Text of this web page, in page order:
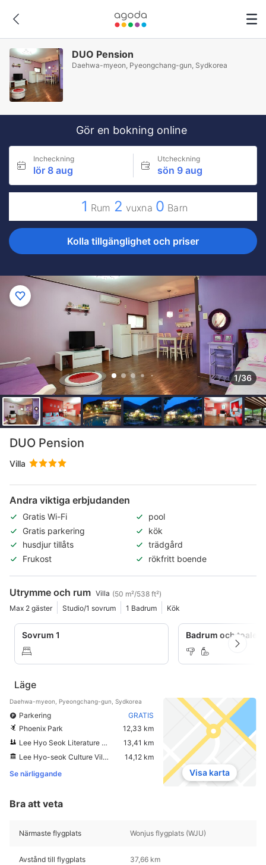
DUO Pension
Daehwa-myeon, Pyeongchang-gun, Sydkorea
Gör en bokning online
Incheckning
lör 8 aug
Utcheckning
sön 9 aug
1 Rum 2 vuxna 0 Barn
Kolla tillgänglighet och priser
1/36
DUO Pension
Villa
Andra viktiga erbjudanden
Gratis Wi-Fi
pool
Gratis parkering
kök
husdjur tillåts
trädgård
Frukost
rökfritt boende
Utrymme och rum Villa (50 m²/538 ft²)
Max 2 gäster
Studio/1 sovrum 1 Badrum Kök
Sovrum 1 Badrum och
Läge
Daehwa-myeon, Pyeongchang-gun, Sydkorea
Parkering
GRATIS
Phoenix Park
12,33 km
Lee Hyo Seok Literature Forest
13,41 km
Lee Hyo-seok Culture Village
14,12 km
Se närliggande
Visa karta
Bra att veta
Närmaste flygplats Wonjus flygplats (WJU)
Avstånd till flygplats 37,66 km